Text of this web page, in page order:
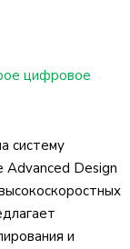
цифровое
систему
Advanced Design
и